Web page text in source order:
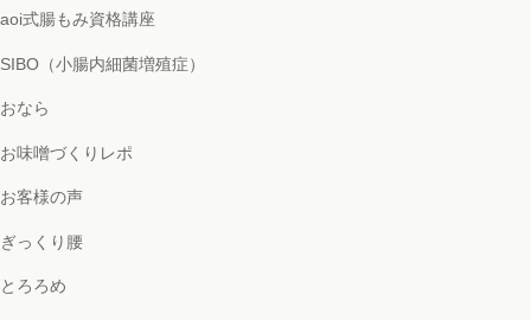
aoi式腸もみ資格講座
SIBO（小腸内細菌増殖症）
おなら
お味噌づくりレポ
お客様の声
ぎっくり腰
とろろめ